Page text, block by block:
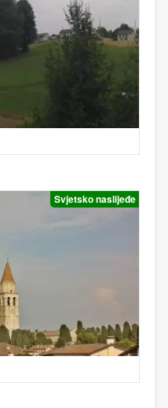
Svjetsko naslijeđe